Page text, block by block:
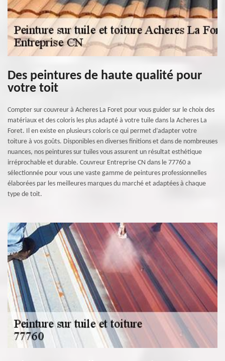
Des peintures de haute qualité pour
votre toit
Compter sur couvreur à Acheres La Foret pour vous guider sur le choix des
matériaux et des coloris les plus adapté à votre tuile dans la Acheres La
Foret. Il en existe en plusieurs coloris ce qui permet d’adapter votre
toiture à vos goûts. Disponibles en diverses finitions et dans de nombreuses
nuances, nos peintures sur tuiles vous assurent un résultat esthétique
irréprochable et durable. Couvreur Entreprise CN dans le 77760 a
sélectionnée pour vous une vaste gamme de peintures professionnelles
élaborées par les meilleures marques du marché et adaptées à chaque
type de toit.